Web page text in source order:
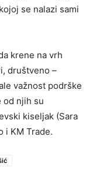
se nalazi sami
krene na vrh
društveno –
važnost podrške
od njih su
kiseljak (Sara
i KM Trade.